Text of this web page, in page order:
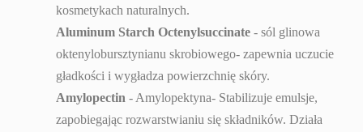
kosmetykach naturalnych.
Aluminum Starch Octenylsuccinate - sól glinowa
oktenylobursztynianu skrobiowego- zapewnia uczucie
gładkości i wygładza powierzchnię skóry.
Amylopectin - Amylopektyna- Stabilizuje emulsje,
zapobiegając rozwarstwianiu się składników. Działa